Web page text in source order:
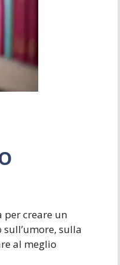
per creare un
sulla
al meglio